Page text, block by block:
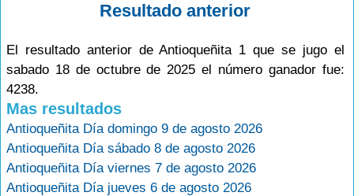
Resultado anterior
El resultado anterior de Antioqueñita 1 que se jugo el
sabado 18 de octubre de 2025 el número ganador fue:
4238.
Mas resultados
Antioqueñita Día domingo 9 de agosto 2026
Antioqueñita Día sábado 8 de agosto 2026
Antioqueñita Día viernes 7 de agosto 2026
Antioqueñita Día jueves 6 de agosto 2026